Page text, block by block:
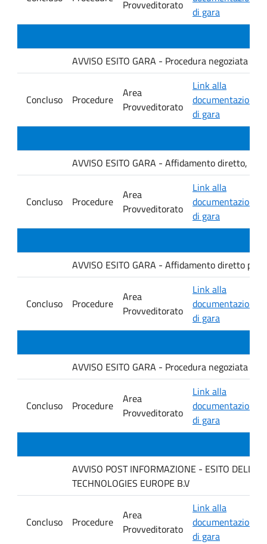
Provveditorato
di gara
AVVISO ESITO GARA - Procedura negoziata
Concluso Procedure
Area
Provveditorato
Link alla
documentazione
di gara
AVVISO ESITO GARA - Affidamento diretto, ai
Concluso Procedure
Area
Provveditorato
Link alla
documentazione
di gara
AVVISO ESITO GARA - Affidamento diretto
Concluso Procedure
Area
Provveditorato
Link alla
documentazione
di gara
AVVISO ESITO GARA - Procedura negoziata
Concluso Procedure
Area
Provveditorato
Link alla
documentazione
di gara
AVVISO POST INFORMAZIONE - ESITO DELLA
TECHNOLOGIES EUROPE B.V
Concluso Procedure
Area
Provveditorato
Link alla
documentazione
di gara